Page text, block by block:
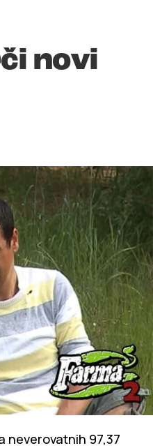
novi
neverovatnih 97,37